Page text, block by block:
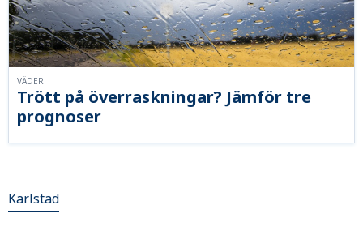
Trött på överraskningar? Jämför tre
prognoser
VÄDER
Karlstad